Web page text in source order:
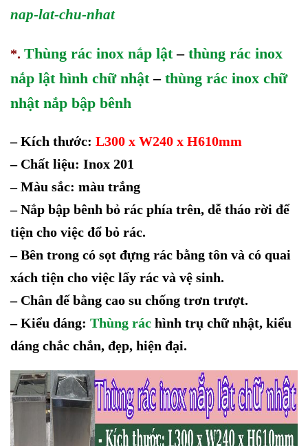
nap-lat-chu-nhat
*. Thùng rác inox nắp lật– thùng rác inox
nắp lật hình chữ nhật– thùng rác inox chữ
nhật nắp bập bênh
– Kích thước: L300 x W240 x H610mm
– Chất liệu: Inox 201
– Màu sắc: màu trắng
–Nắp bập bênh bỏ rác phía trên, dễ tháo rời để
tiện cho việc đổ bỏ rác.
–Bên trong có sọt đựng rác bằng tôn và có quai
xách tiện cho việc lấy rác và vệ sinh.
– Chân đế bằng cao su chống trơn trượt.
–Kiểu dáng: Thùng rác hình trụ chữ nhật, kiểu
dáng chắc chắn, đẹp, hiện đại.